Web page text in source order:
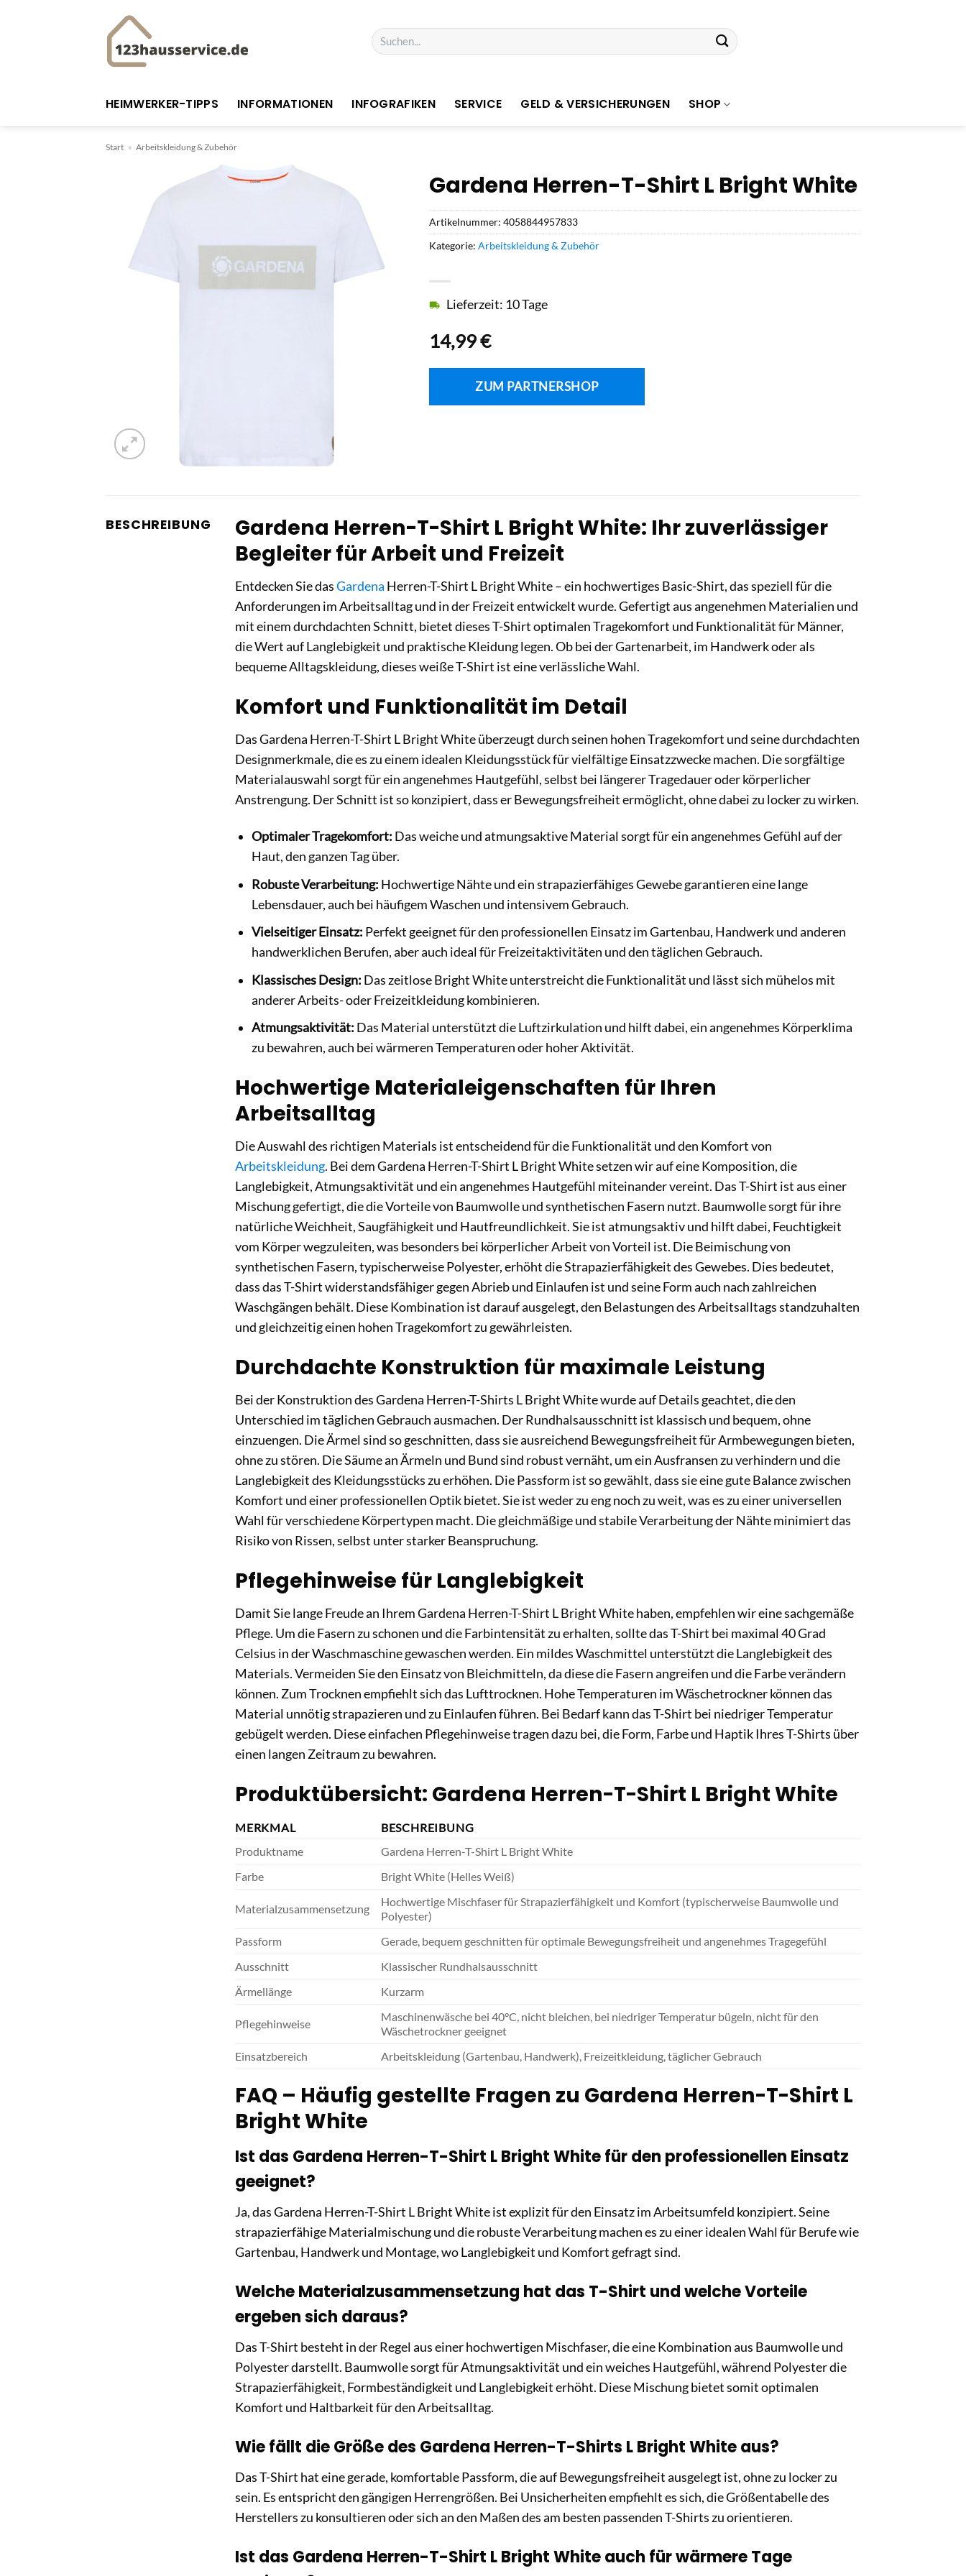
Suchen
nach:
HEIMWERKER-TIPPS INFORMATIONEN INFOGRAFIKEN SERVICE GELD & VERSICHERUNGEN SHOP
Start » Arbeitskleidung & Zubehör
Gardena Herren-T-Shirt L Bright White
14,99€
Lieferzeit: 10 Tage
ZUM PARTNERSHOP
Artikelnummer: 4058844957833
Kategorie: Arbeitskleidung & Zubehör
BESCHREIBUNG
Gardena Herren-T-Shirt L Bright White: Ihr zuverlässiger
Begleiter für Arbeit und Freizeit
Entdecken Sie dasGardena Herren-T-Shirt L Bright White – ein hochwertiges Basic-Shirt, das speziell für die
Anforderungen im Arbeitsalltag und in der Freizeit entwickelt wurde. Gefertigt aus angenehmen Materialien und
mit einem durchdachten Schnitt, bietet dieses T-Shirt optimalen Tragekomfort und Funktionalität für Männer,
die Wert auf Langlebigkeit und praktische Kleidung legen. Ob bei der Gartenarbeit, im Handwerk oder als
bequeme Alltagskleidung, dieses weiße T-Shirt ist eine verlässliche Wahl.
Komfort und Funktionalität im Detail
Das Gardena Herren-T-Shirt L Bright White überzeugt durch seinen hohen Tragekomfort und seine durchdachten
Designmerkmale, die es zu einem idealen Kleidungsstück für vielfältige Einsatzzwecke machen. Die sorgfältige
Materialauswahl sorgt für ein angenehmes Hautgefühl, selbst bei längerer Tragedauer oder körperlicher
Anstrengung. Der Schnitt ist so konzipiert, dass er Bewegungsfreiheit ermöglicht, ohne dabei zu locker zu wirken.
Optimaler Tragekomfort: Das weiche und atmungsaktive Material sorgt für ein angenehmes Gefühl auf der
Haut, den ganzen Tag über.
Robuste Verarbeitung: Hochwertige Nähte und ein strapazierfähiges Gewebe garantieren eine lange
Lebensdauer, auch bei häufigem Waschen und intensivem Gebrauch.
Vielseitiger Einsatz: Perfekt geeignet für den professionellen Einsatz im Gartenbau, Handwerk und anderen
handwerklichen Berufen, aber auch ideal für Freizeitaktivitäten und den täglichen Gebrauch.
Klassisches Design: Das zeitlose Bright White unterstreicht die Funktionalität und lässt sich mühelos mit
anderer Arbeits- oder Freizeitkleidung kombinieren.
Atmungsaktivität: Das Material unterstützt die Luftzirkulation und hilft dabei, ein angenehmes Körperklima
zu bewahren, auch bei wärmeren Temperaturen oder hoher Aktivität.
Hochwertige Materialeigenschaften für Ihren
Arbeitsalltag
Die Auswahl des richtigen Materials ist entscheidend für die Funktionalität und den Komfort von
Arbeitskleidung. Bei dem Gardena Herren-T-Shirt L Bright White setzen wir auf eine Komposition, die
Langlebigkeit, Atmungsaktivität und ein angenehmes Hautgefühl miteinander vereint. Das T-Shirt ist aus einer
Mischung gefertigt, die die Vorteile von Baumwolle und synthetischen Fasern nutzt. Baumwolle sorgt für ihre
natürliche Weichheit, Saugfähigkeit und Hautfreundlichkeit. Sie ist atmungsaktiv und hilft dabei, Feuchtigkeit
vom Körper wegzuleiten, was besonders bei körperlicher Arbeit von Vorteil ist. Die Beimischung von
synthetischen Fasern, typischerweise Polyester, erhöht die Strapazierfähigkeit des Gewebes. Dies bedeutet,
dass das T-Shirt widerstandsfähiger gegen Abrieb und Einlaufen ist und seine Form auch nach zahlreichen
Waschgängen behält. Diese Kombination ist darauf ausgelegt, den Belastungen des Arbeitsalltags standzuhalten
und gleichzeitig einen hohen Tragekomfort zu gewährleisten.
Durchdachte Konstruktion für maximale Leistung
Bei der Konstruktion des Gardena Herren-T-Shirts L Bright White wurde auf Details geachtet, die den
Unterschied im täglichen Gebrauch ausmachen. Der Rundhalsausschnitt ist klassisch und bequem, ohne
einzuengen. Die Ärmel sind so geschnitten, dass sie ausreichend Bewegungsfreiheit für Armbewegungen bieten,
ohne zu stören. Die Säume an Ärmeln und Bund sind robust vernäht, um ein Ausfransen zu verhindern und die
Langlebigkeit des Kleidungsstücks zu erhöhen. Die Passform ist so gewählt, dass sie eine gute Balance zwischen
Komfort und einer professionellen Optik bietet. Sie ist weder zu eng noch zu weit, was es zu einer universellen
Wahl für verschiedene Körpertypen macht. Die gleichmäßige und stabile Verarbeitung der Nähte minimiert das
Risiko von Rissen, selbst unter starker Beanspruchung.
Pflegehinweise für Langlebigkeit
Damit Sie lange Freude an Ihrem Gardena Herren-T-Shirt L Bright White haben, empfehlen wir eine sachgemäße
Pflege. Um die Fasern zu schonen und die Farbintensität zu erhalten, sollte das T-Shirt bei maximal 40 Grad
Celsius in der Waschmaschine gewaschen werden. Ein mildes Waschmittel unterstützt die Langlebigkeit des
Materials. Vermeiden Sie den Einsatz von Bleichmitteln, da diese die Fasern angreifen und die Farbe verändern
können. Zum Trocknen empfiehlt sich das Lufttrocknen. Hohe Temperaturen im Wäschetrockner können das
Material unnötig strapazieren und zu Einlaufen führen. Bei Bedarf kann das T-Shirt bei niedriger Temperatur
gebügelt werden. Diese einfachen Pflegehinweise tragen dazu bei, die Form, Farbe und Haptik Ihres T-Shirts über
einen langen Zeitraum zu bewahren.
Produktübersicht: Gardena Herren-T-Shirt L Bright White
MERKMAL
BESCHREIBUNG
Produktname
Gardena Herren-T-Shirt L Bright White
Farbe
Bright White (Helles Weiß)
Materialzusammensetzung
Hochwertige Mischfaser für Strapazierfähigkeit und Komfort (typischerweise Baumwolle und
Polyester)
Passform
Gerade, bequem geschnitten für optimale Bewegungsfreiheit und angenehmes Tragegefühl
Ausschnitt
Klassischer Rundhalsausschnitt
Ärmellänge
Kurzarm
Pflegehinweise
Maschinenwäsche bei 40°C, nicht bleichen, bei niedriger Temperatur bügeln, nicht für den
Wäschetrockner geeignet
Einsatzbereich
Arbeitskleidung (Gartenbau, Handwerk), Freizeitkleidung, täglicher Gebrauch
FAQ – Häufig gestellte Fragen zu Gardena Herren-T-Shirt L
Bright White
Ist das Gardena Herren-T-Shirt L Bright White für den professionellen Einsatz
geeignet?
Ja, das Gardena Herren-T-Shirt L Bright White ist explizit für den Einsatz im Arbeitsumfeld konzipiert. Seine
strapazierfähige Materialmischung und die robuste Verarbeitung machen es zu einer idealen Wahl für Berufe wie
Gartenbau, Handwerk und Montage, wo Langlebigkeit und Komfort gefragt sind.
Welche Materialzusammensetzung hat das T-Shirt und welche Vorteile
ergeben sich daraus?
Das T-Shirt besteht in der Regel aus einer hochwertigen Mischfaser, die eine Kombination aus Baumwolle und
Polyester darstellt. Baumwolle sorgt für Atmungsaktivität und ein weiches Hautgefühl, während Polyester die
Strapazierfähigkeit, Formbeständigkeit und Langlebigkeit erhöht. Diese Mischung bietet somit optimalen
Komfort und Haltbarkeit für den Arbeitsalltag.
Wie fällt die Größe des Gardena Herren-T-Shirts L Bright White aus?
Das T-Shirt hat eine gerade, komfortable Passform, die auf Bewegungsfreiheit ausgelegt ist, ohne zu locker zu
sein. Es entspricht den gängigen Herrengrößen. Bei Unsicherheiten empfiehlt es sich, die Größentabelle des
Herstellers zu konsultieren oder sich an den Maßen des am besten passenden T-Shirts zu orientieren.
Ist das Gardena Herren-T-Shirt L Bright White auch für wärmere Tage